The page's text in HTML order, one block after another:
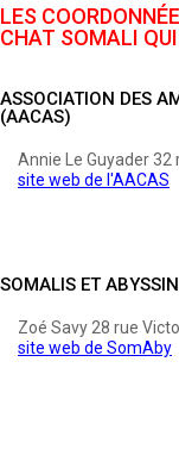
LES
CHAT SOMALI
ASSOCIATION DES
(AACAS)
Annie Le Guyader 32
site web de l'AACAS
SOMALIS ET
Zoé Savy 28 rue
site web de SomAby